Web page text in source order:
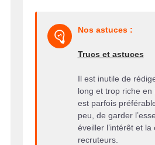
Nos astuces :
Trucs et astuces
Il est inutile de
long et trop riche en
est parfois
peu, de garder
éveiller l’intérêt et la
recruteurs.